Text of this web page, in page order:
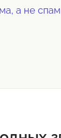
а не спам